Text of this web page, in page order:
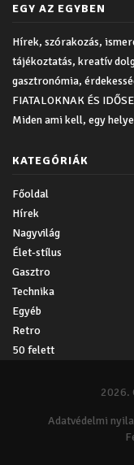
EGY AZ EGYBEN
Hírek, szórakozás,
tájékoztatás, kreatív
gasztronómia,
FIATALOKNAK ÉS
Miden ami kell, egy
KATEGÓRIÁK
Főoldal
Hírek
Nagyvilág
Élet-stílus
Gasztro
Technika
Egyéb
Retro
50 felett
2026.
Adatvédelmi